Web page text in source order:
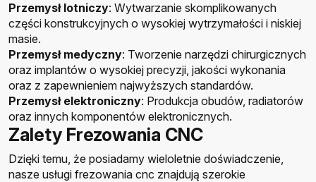
Przemysł lotniczy: Wytwarzanie skomplikowanych
części konstrukcyjnych o wysokiej wytrzymałości i niskiej
masie.
Przemysł medyczny: Tworzenie narzędzi chirurgicznych
oraz implantów o wysokiej precyzji, jakości wykonania
oraz z zapewnieniem najwyższych standardów.
Przemysł elektroniczny: Produkcja obudów, radiatorów
oraz innych komponentów elektronicznych.
Zalety Frezowania CNC
Dzięki temu, że posiadamy wieloletnie doświadczenie,
nasze usługi frezowania cnc znajdują szerokie